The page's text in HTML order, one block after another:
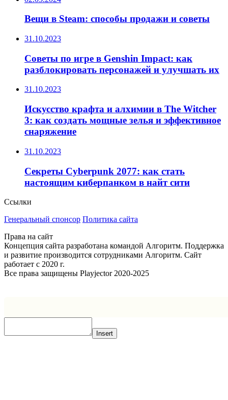
Вещи в Steam: способы продажи и советы
31.10.2023
Советы по игре в Genshin Impact: как
разблокировать персонажей и улучшать их
31.10.2023
Искусство крафта и алхимии в The Witcher
3: как создать мощные зелья и эффективное
снаряжение
31.10.2023
Секреты Cyberpunk 2077: как стать
настоящим киберпанком в найт сити
Ссылки
Генеральный спонсор Политика сайта
Права на сайт
Концепция сайта разработана командой Алгоритм. Поддержка
и развитие производится сотрудниками Алгоритм. Сайт
работает с 2020 г.
Все права защищены Playjector 2020-2025
Insert